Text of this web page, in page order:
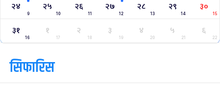
२४
9
२५
10
२६
11
२७
12
२८
13
२९
14
३०
15
३१
16
१
17
२
18
३
19
४
20
५
21
६
22
सिफारिस